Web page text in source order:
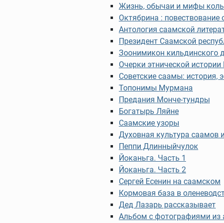
Жизнь, обычаи и мифы
Октябрина : повествование
Антология саамской
Президент Саамской
Зоонимикон кильдинского
Очерки этнической
Советские саамы: история,
Топонимы Мурмана
Предания Монче-тундры
Богатырь Ляйне
Саамские узоры
Духовная культура саамов
Пеппи Длинныйчулок
Йоканьга. Часть 1
Йоканьга. Часть 2
Сергей Есенин на саамском
Кормовая база в
Дед Лазарь рассказывает
Альбом с фотографиями из